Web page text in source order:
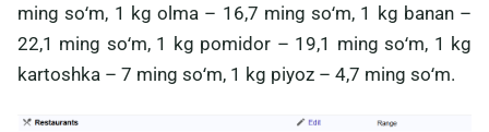
ming soʻm, 1 kg olma – 16,7 ming soʻm, 1 kg banan –
22,1 ming soʻm, 1 kg pomidor – 19,1 ming soʻm, 1 kg
kartoshka – 7 ming soʻm, 1 kg piyoz – 4,7 ming soʻm.